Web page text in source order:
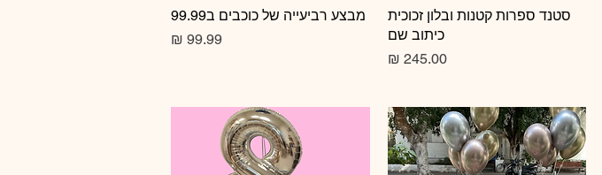
תצוגה מהירה
סטנד ספרות קטנות ובלון זכוכית
כיתוב שם
מחיר‏245.00 ‏₪
תצוגה מהירה
מבצע רביעייה של כוכבים ב99.99
מחיר